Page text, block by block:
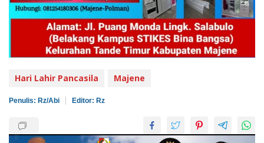
Hari Lahir Pancasila Majene
Penulis: Rz/Abi Editor: Rz